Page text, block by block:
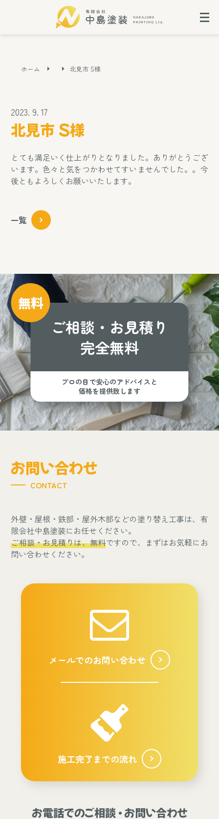
ホーム 北見市 S様
2023. 9. 17
北見市 S様
とても満足いく仕上がりとなりました。ありがとうござ
います。色々と気をつかわせてすいませんでした。。今
後ともよろしくお願いいたします。
一覧
無料
ご相談・お見積り
完全無料
プロの目で安心のアドバイスと
価格を提供致します
お問い合わせ
CONTACT
外壁・屋根・鉄部・屋外木部などの塗り替え工事は、有
限会社中島塗装にお任せください。
ご相談・お見積りは、無料ですので、まずはお気軽にお
問い合わせください。
メールでのお問い合わせ
施工完了までの流れ
お電話でのご相談 ・ お問い合わせ